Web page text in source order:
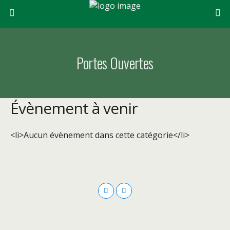
Portes Ouvertes
Évènement à venir
<li>Aucun évènement dans cette catégorie</li>